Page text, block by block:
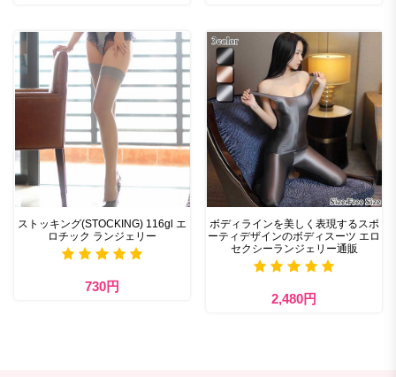
ストッキング(STOCKING) 116gl エ
ロチック ランジェリー
730円
ボディラインを美しく表現するスポ
ーティデザインのボディスーツ エロ
セクシーランジェリー通販
2,480円